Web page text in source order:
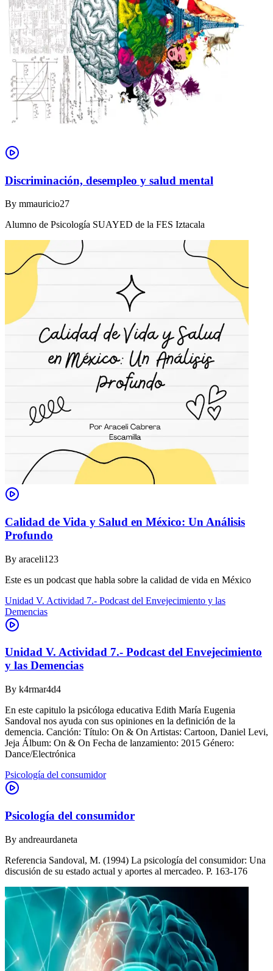
Discriminación, desempleo y salud mental
By mmauricio27
Alumno de Psicología SUAYED de la FES Iztacala
Calidad de Vida y Salud en México: Un Análisis
Profundo
By araceli123
Este es un podcast que habla sobre la calidad de vida en México
Unidad V. Actividad 7.- Podcast del Envejecimiento y las
Demencias
Unidad V. Actividad 7.- Podcast del Envejecimiento
y las Demencias
By k4rmar4d4
En este capitulo la psicóloga educativa Edith María Eugenia
Sandoval nos ayuda con sus opiniones en la definición de la
demencia. Canción: Título: On & On Artistas: Cartoon, Daniel Levi,
Jeja Álbum: On & On Fecha de lanzamiento: 2015 Género:
Dance/Electrónica
Psicología del consumidor
Psicología del consumidor
By andreaurdaneta
Referencia Sandoval, M. (1994) La psicología del consumidor: Una
discusión de su estado actual y aportes al mercadeo. P. 163-176